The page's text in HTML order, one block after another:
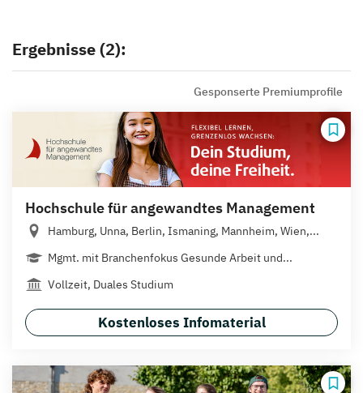
Ergebnisse (2):
Gesponserte Premiumprofile
Hochschule für angewandtes Management
Hamburg, Unna, Berlin, Ismaning, Mannheim, Wien,...
Mgmt. mit Branchenfokus Gesunde Arbeit und...
Vollzeit, Duales Studium
Kostenloses Infomaterial